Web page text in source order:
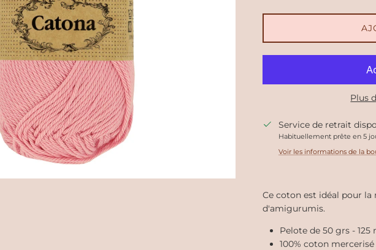
Plus
Service de retrait
Habituellement prête en 5
Voir les informations de la
Ce coton est idéal pour la
d'amigurumis.
Pelote de 50 grs - 125
100% coton mercerisé